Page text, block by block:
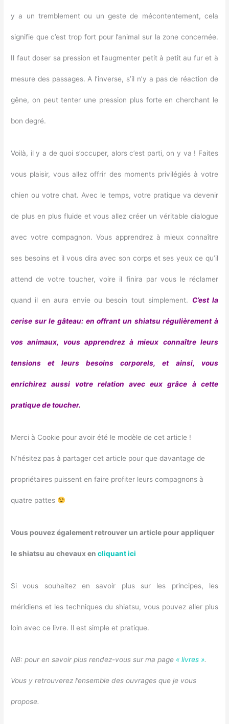
y a un tremblement ou un geste de mécontentement, cela
signifie que c’est trop fort pour l’animal sur la zone concernée.
Il faut doser sa pression et l’augmenter petit à petit au fur et à
mesure des passages. A l’inverse, s’il n’y a pas de réaction de
gêne, on peut tenter une pression plus forte en cherchant le
bon degré.
Voilà, il y a de quoi s’occuper, alors c’est parti, on y va ! Faites
vous plaisir, vous allez offrir des moments privilégiés à votre
chien ou votre chat. Avec le temps, votre pratique va devenir
de plus en plus fluide et vous allez créer un véritable dialogue
avec votre compagnon. Vous apprendrez à mieux connaître
ses besoins et il vous dira avec son corps et ses yeux ce qu’il
attend de votre toucher, voire il finira par vous le réclamer
quand il en aura envie ou besoin tout simplement. C’est la
cerise sur le gâteau: en offrant un shiatsu régulièrement à
vos animaux, vous apprendrez à mieux connaître leurs
tensions et leurs besoins corporels, et ainsi, vous
enrichirez aussi votre relation avec eux grâce à cette
pratique de toucher.
Merci à Cookie pour avoir été le modèle de cet article !
N’hésitez pas à partager cet article pour que davantage de
propriétaires puissent en faire profiter leurs compagnons à
quatre pattes
Vous pouvez également retrouver un article pour appliquer
le shiatsu au chevaux encliquant ici
Si vous souhaitez en savoir plus sur les principes, les
méridiens et les techniques du shiatsu, vous pouvez aller plus
loin avec ce livre. Il est simple et pratique.
NB: pour en savoir plus rendez-vous sur ma page « livres ».
Vous y retrouverez l’ensemble des ouvrages que je vous
propose.